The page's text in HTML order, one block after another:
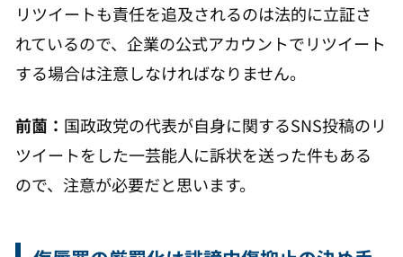
リツイートも責任を追及されるのは法的に立証さ
れているので、企業の公式アカウントでリツイート
する場合は注意しなければなりません。
前薗： 国政政党の代表が自身に関するSNS投稿のリ
ツイートをした一芸能人に訴状を送った件もある
ので、注意が必要だと思います。